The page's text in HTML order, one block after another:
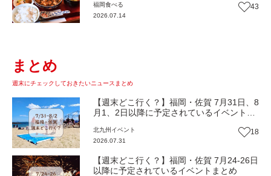
【まち歩き】
福岡食べる
2026.07.14
43
まとめ
週末にチェックしておきたいニュースまとめ
【週末どこ行く？】福岡・佐賀 7月31日、8
月1、2日以降に予定されているイベントま
北九州 イベント
2026.07.31
18
【週末どこ行く？】福岡・佐賀 7月24-26日
以降に予定されているイベントまとめ